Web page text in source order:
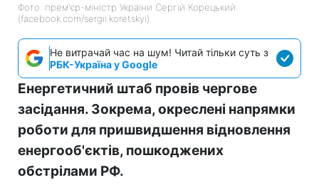
Фото: прем'єр-міністр України Сергій Корецький
(facebook.com/sergii.koretskyi)
Не витрачай час на шум! Читай тільки суть з
РБК-Україна у Google
Енергетичний штаб провів чергове
засідання. Зокрема, окреслені напрямки
роботи для пришвидшення відновлення
енергооб'єктів, пошкоджених
обстрілами РФ.